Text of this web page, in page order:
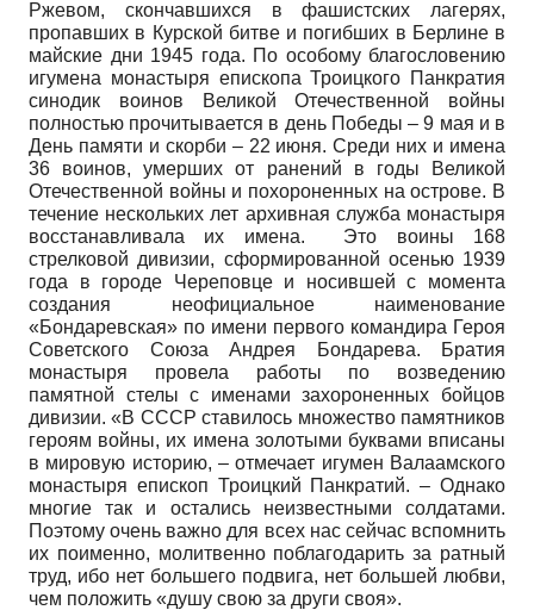
Ржевом, скончавшихся в фашистских лагерях,
пропавших в Курской битве и погибших в Берлине в
майские дни 1945 года. По особому благословению
игумена монастыря епископа Троицкого Панкратия
синодик воинов Великой Отечественной войны
полностью прочитывается в день Победы – 9 мая и в
День памяти и скорби – 22 июня. Среди них и имена
36 воинов, умерших от ранений в годы Великой
Отечественной войны и похороненных на острове. В
течение нескольких лет архивная служба монастыря
восстанавливала их имена. Это воины 168
стрелковой дивизии, сформированной осенью 1939
года в городе Череповце и носившей с момента
создания неофициальное наименование
«Бондаревская» по имени первого командира Героя
Советского Союза Андрея Бондарева. Братия
монастыря провела работы по возведению
памятной стелы с именами захороненных бойцов
дивизии. «В СССР ставилось множество памятников
героям войны, их имена золотыми буквами вписаны
в мировую историю, – отмечает игумен Валаамского
монастыря епископ Троицкий Панкратий. – Однако
многие так и остались неизвестными солдатами.
Поэтому очень важно для всех нас сейчас вспомнить
их поименно, молитвенно поблагодарить за ратный
труд, ибо нет большего подвига, нет большей любви,
чем положить «душу свою за други своя».